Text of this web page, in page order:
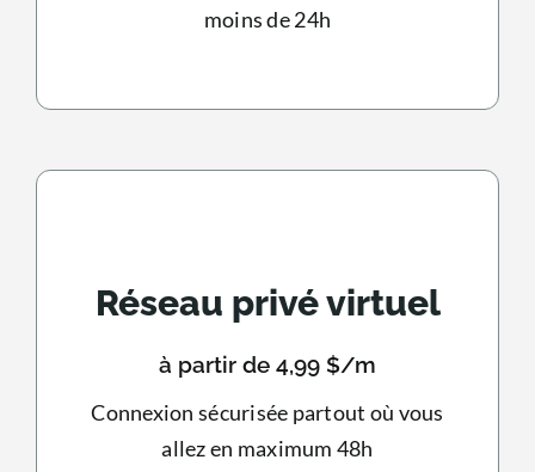
moins de 24h
Réseau privé virtuel
à partir de 4,99 $/m
Connexion sécurisée partout où vous
allez en maximum 48h